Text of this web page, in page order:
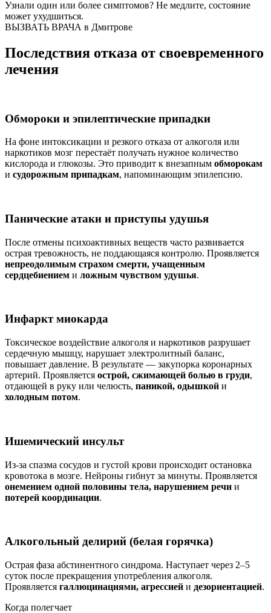
Узнали один или более симптомов? Не медлите, состояние
может ухудшиться.
ВЫЗВАТЬ ВРАЧА в Дмитрове
Последствия отказа от своевременного
лечения
Обмороки и эпилептические припадки
На фоне интоксикации и резкого отказа от алкоголя или
наркотиков мозг перестаёт получать нужное количество
кислорода и глюкозы. Это приводит к внезапным обморокам
и судорожным припадкам, напоминающим эпилепсию.
Панические атаки и приступы удушья
После отмены психоактивных веществ часто развивается
острая тревожность, не поддающаяся контролю. Проявляется
непреодолимым страхом смерти, учащенным
сердцебиением и ложным чувством удушья.
Инфаркт миокарда
Токсическое воздействие алкоголя и наркотиков разрушает
сердечную мышцу, нарушает электролитный баланс,
повышает давление. В результате — закупорка коронарных
артерий. Проявляется острой, сжимающей болью в груди,
отдающей в руку или челюсть, паникой, одышкой и
холодным потом.
Ишемический инсульт
Из-за спазма сосудов и густой крови происходит остановка
кровотока в мозге. Нейроны гибнут за минуты. Проявляется
онемением одной половины тела, нарушением речи и
потерей координации.
Алкогольный делирий (белая горячка)
Острая фаза абстинентного синдрома. Наступает через 2–5
суток после прекращения употребления алкоголя.
Проявляется галлюцинациями, агрессией и дезориентацией.
Когда полегчает